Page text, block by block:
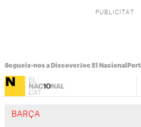
Segueix-nos a DiscoverJoc El Nacional
BARÇA